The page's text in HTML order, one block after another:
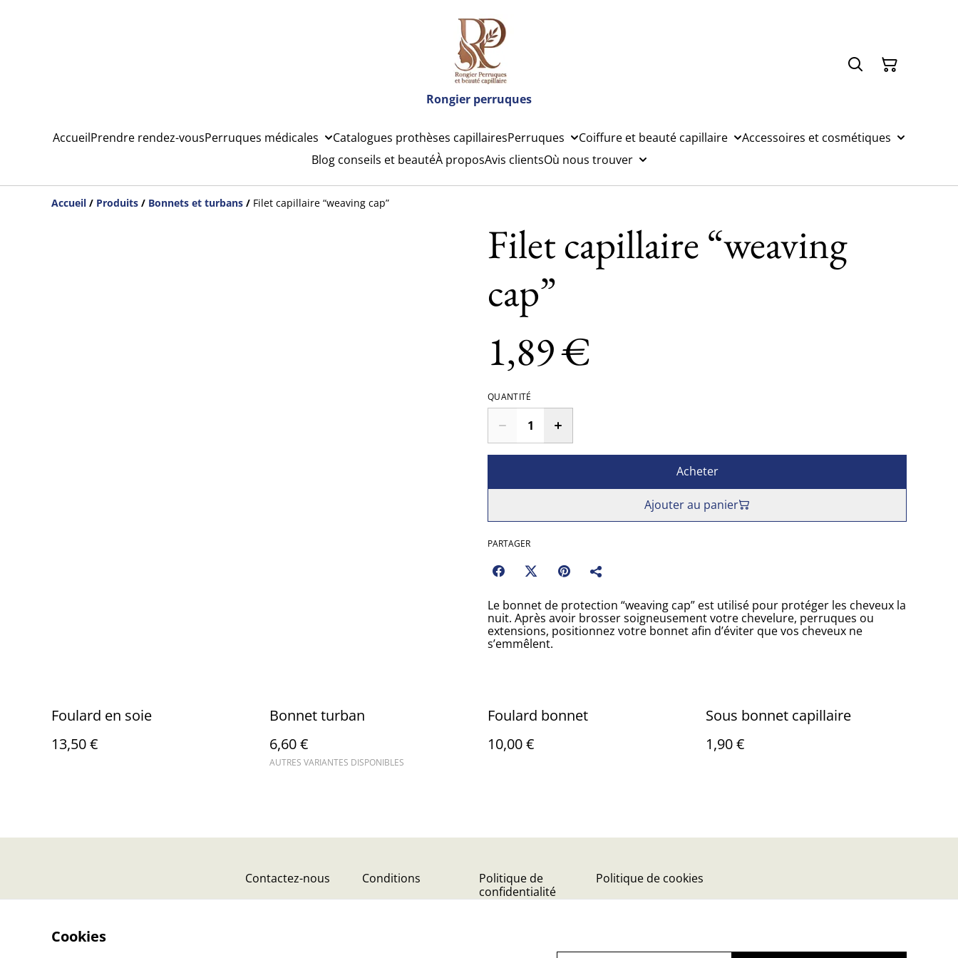
Rongier perruques
AccueilPrendre rendez-vousPerruques médicales Catalogues prothèses capillairesPerruques Coiffure et beauté capillaire
Accessoires et cosmétiques
Blog conseils et beautéÀ proposAvis clientsOù nous trouver
Accueil / Produits / Bonnets et turbans / Filet capillaire “weaving cap”
Filet capillaire “weaving
cap”
1,89 €
QUANTITÉ
Acheter
Ajouter au panier
PARTAGER
Le bonnet de protection “weaving cap” est utilisé pour protéger les cheveux la
nuit. Après avoir brosser soigneusement votre chevelure, perruques ou
extensions, positionnez votre bonnet afin d’éviter que vos cheveux ne
s’emmêlent.
Foulard en soie
13,50 €
Bonnet turban
6,60 €
AUTRES VARIANTES DISPONIBLES
Foulard bonnet
10,00 €
Sous bonnet capillaire
1,90 €
Contactez-nous Conditions
Politique de
confidentialité
Politique de cookies
Cookies